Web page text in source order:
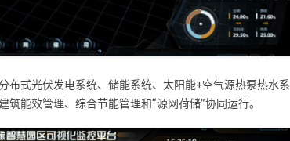
布式光伏发电系统、储能系统、太阳能+空气源热泵热水系
能效管理、综合节能管理和“源网荷储”协同运行。